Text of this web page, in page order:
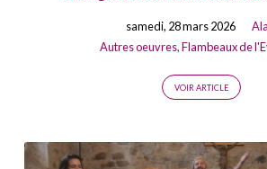
samedi, 28 mars 2026
Autres oeuvres,Flambeaux de
VOIR ARTICLE